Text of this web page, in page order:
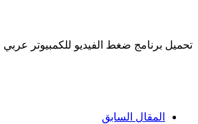
تحميل برنامج ضغط الفيديو للكمبيوتر عربي
المقال السابق